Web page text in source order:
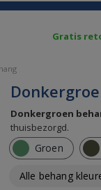
Gratis
Donkergroen
thuisbezorgd.
Groen
Alle behang